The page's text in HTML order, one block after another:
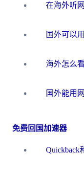
免费回国加速器